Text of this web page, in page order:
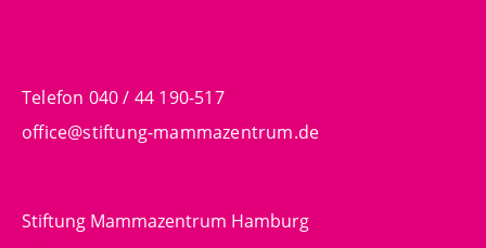
Telefon 040 / 44 190-517
office@stiftung-mammazentrum.de
Stiftung Mammazentrum Hamburg